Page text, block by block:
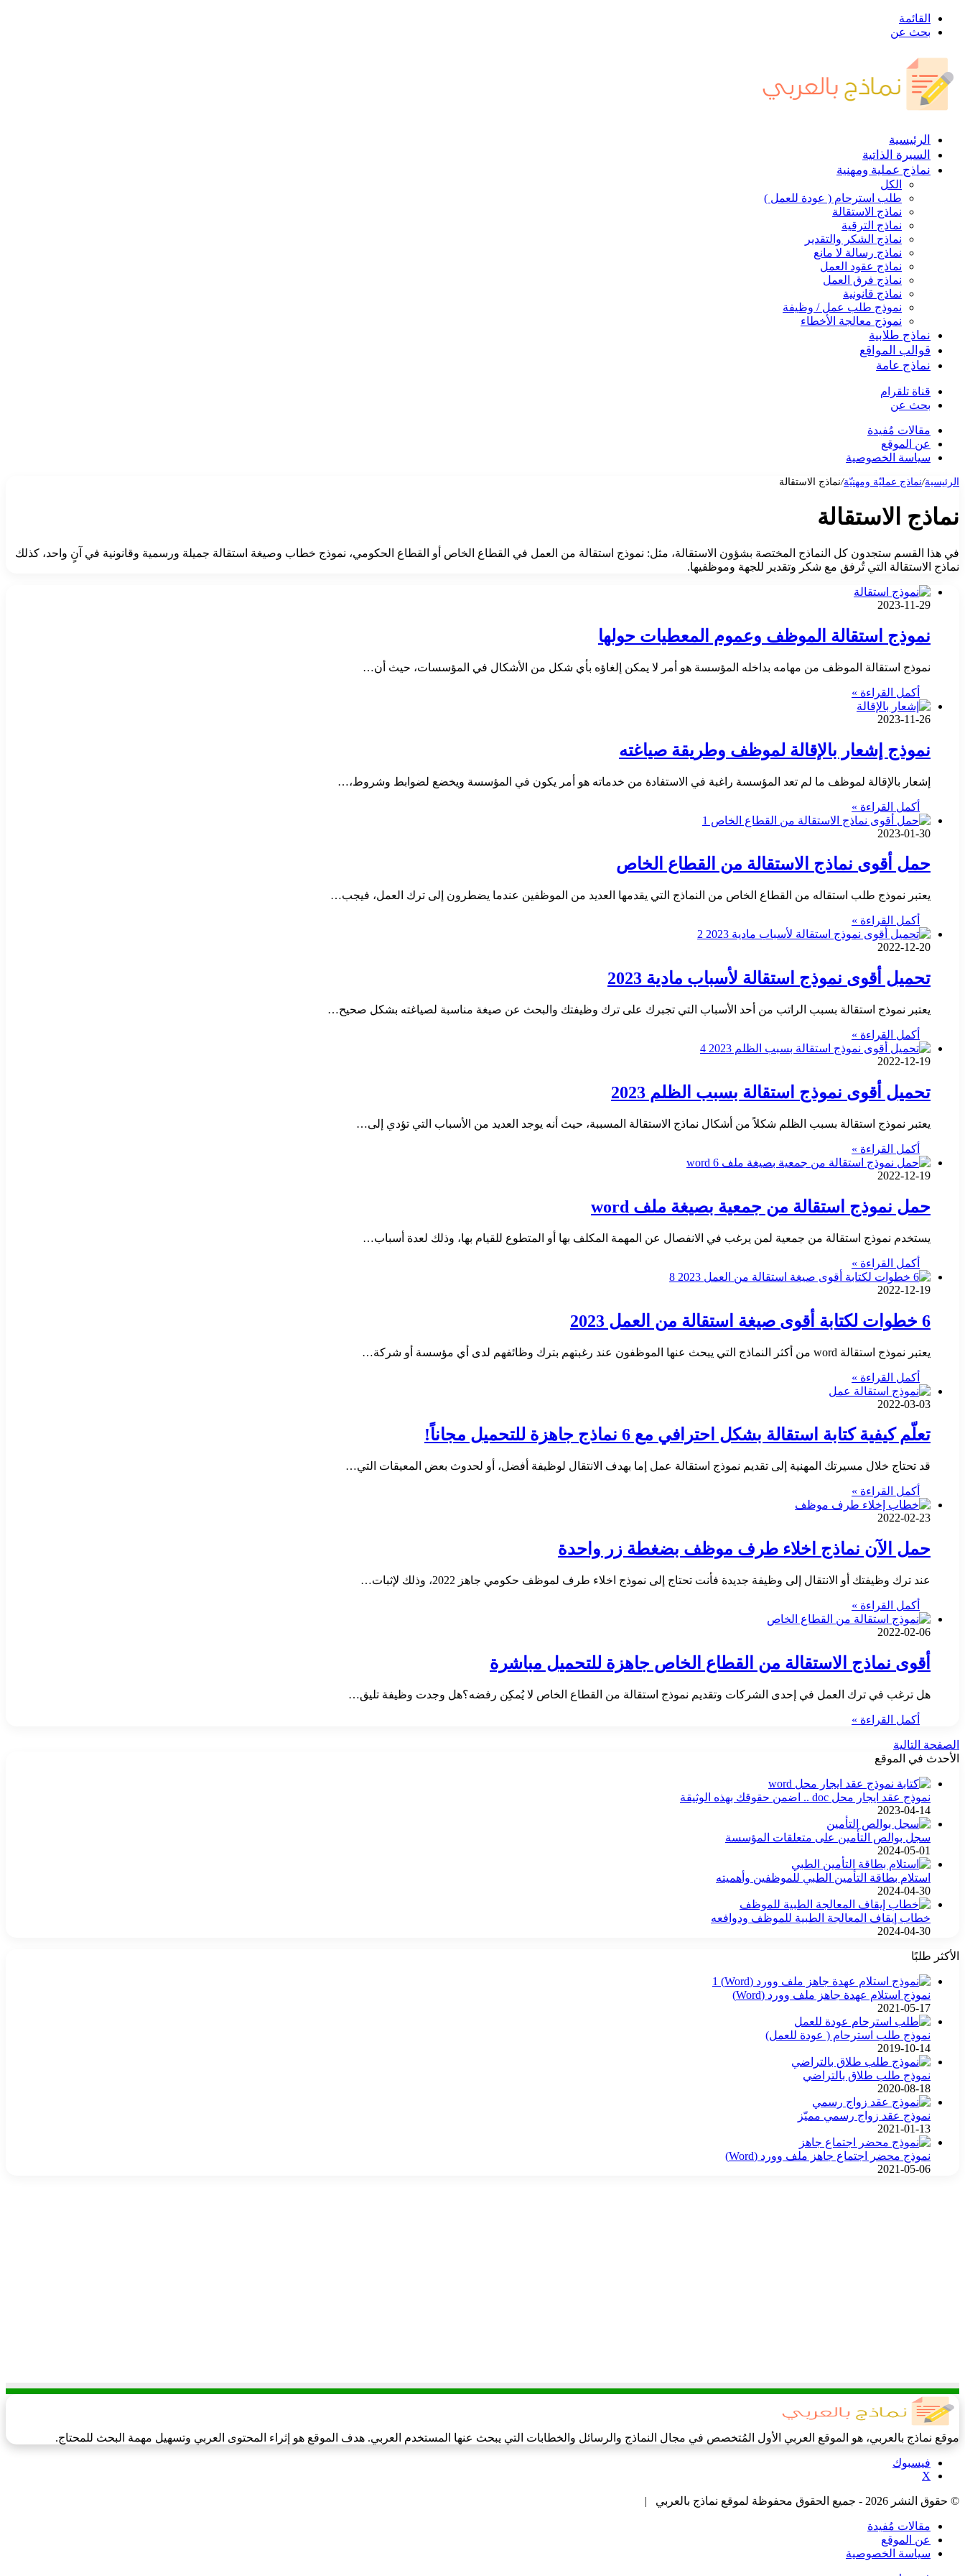
القائمة
بحث عن
الرئيسية
السيرة الذاتية
نماذج عملية ومهنية
الكل
طلب استرحام ( عودة للعمل )
نماذج الاستقالة
نماذج الترقية
نماذج الشكر والتقدير
نماذج رسالة لا مانع
نماذج عقود العمل
نماذج فرق العمل
نماذج قانونية
نموذج طلب عمل / وظيفة
نموذج معالجة الأخطاء
نماذج طلابية
قوالب المواقع
نماذج عامة
قناة تلقرام
بحث عن
مقالات مُفيدة
عن الموقع
سياسة الخصوصية
الرئيسية/نماذج عمليّة ومهنيّة/نماذج الاستقالة
نماذج الاستقالة
في هذا القسم ستجدون كل النماذج المختصة بشؤون الاستقالة، مثل: نموذج استقالة من العمل في القطاع الخاص أو القطاع الحكومي، نموذج خطاب وصيغة استقالة جميلة ورسمية وقانونية في آنٍ واحد، كذلك
نماذج الاستقالة التي تُرفق مع شكر وتقدير للجهة وموظفيها.
2023-11-29
نموذج استقالة الموظف وعموم المعطيات حولها
نموذج استقالة الموظف من مهامه بداخله المؤسسة هو أمر لا يمكن إلغاؤه بأي شكل من الأشكال في المؤسسات، حيث أن…
أكمل القراءة »
2023-11-26
نموذج إشعار بالإقالة لموظف وطريقة صياغته
إشعار بالإقالة لموظف ما لم تعد المؤسسة راغبة في الاستفادة من خدماته هو أمر يكون في المؤسسة ويخضع لضوابط وشروط،…
أكمل القراءة »
2023-01-30
حمل أقوى نماذج الاستقالة من القطاع الخاص
يعتبر نموذج طلب استقاله من القطاع الخاص من النماذج التي يقدمها العديد من الموظفين عندما يضطرون إلى ترك العمل، فيجب…
أكمل القراءة »
2022-12-20
تحميل أقوى نموذج استقالة لأسباب مادية 2023
يعتبر نموذج استقالة بسبب الراتب من أحد الأسباب التي تجبرك على ترك وظيفتك والبحث عن صيغة مناسبة لصياغته بشكل صحيح…
أكمل القراءة »
2022-12-19
تحميل أقوى نموذج استقالة بسبب الظلم 2023
يعتبر نموذج استقالة بسبب الظلم شكلاً من أشكال نماذج الاستقالة المسببة، حيث أنه يوجد العديد من الأسباب التي تؤدي إلى…
أكمل القراءة »
2022-12-19
حمل نموذج استقالة من جمعية بصيغة ملف word
يستخدم نموذج استقالة من جمعية لمن يرغب في الانفصال عن المهمة المكلف بها أو المتطوع للقيام بها، وذلك لعدة أسباب…
أكمل القراءة »
2022-12-19
6 خطوات لكتابة أقوى صيغة استقالة من العمل 2023
يعتبر نموذج استقالة word من أكثر النماذج التي يبحث عنها الموظفون عند رغبتهم بترك وظائفهم لدى أي مؤسسة أو شركة…
أكمل القراءة »
2022-03-03
تعلّم كيفية كتابة استقالة بشكل احترافي مع 6 نماذج جاهزة للتحميل مجاناً!
قد تحتاج خلال مسيرتك المهنية إلى تقديم نموذج استقالة عمل إما بهدف الانتقال لوظيفة أفضل، أو لحدوث بعض المعيقات التي…
أكمل القراءة »
2022-02-23
حمل الآن نماذج اخلاء طرف موظف بضغطة زر واحدة
عند ترك وظيفتك أو الانتقال إلى وظيفة جديدة فأنت تحتاج إلى نموذج اخلاء طرف لموظف حكومي جاهز 2022، وذلك لإثبات…
أكمل القراءة »
2022-02-06
أقوى نماذج الاستقالة من القطاع الخاص جاهزة للتحميل مباشرة
هل ترغب في ترك العمل في إحدى الشركات وتقديم نموذج استقالة من القطاع الخاص لا يُمكِن رفضه؟هل وجدت وظيفة تليق…
أكمل القراءة »
الصفحة التالية
الأحدث في الموقع
نموذج عقد ايجار محل doc .. اضمن حقوقك بهذه الوثيقة
2023-04-14
سجل بوالص التأمين على متعلقات المؤسسة
2024-05-01
استلام بطاقة التأمين الطبي للموظفين وأهميته
2024-04-30
خطاب إيقاف المعالجة الطبية للموظف ودوافعه
2024-04-30
الأكثر طلبًا
نموذج استلام عهدة جاهز ملف وورد (Word)
2021-05-17
نموذج طلب استرحام ( عودة للعمل)
2019-10-14
نموذج طلب طلاق بالتراضي
2020-08-18
نموذج عقد زواج رسمي مميّز
2021-01-13
نموذج محضر اجتماع جاهز ملف وورد (Word)
2021-05-06
موقع نماذج بالعربي، هو الموقع العربي الأول المُتخصص في مجال النماذج والرسائل والخطابات التي يبحث عنها المستخدم العربي. هدف الموقع هو إثراء المحتوى العربي وتسهيل مهمة البحث للمحتاج.
فيسبوك
‫X
© حقوق النشر 2026 - جميع الحقوق محفوظة لموقع نماذج بالعربي |
مقالات مُفيدة
عن الموقع
سياسة الخصوصية